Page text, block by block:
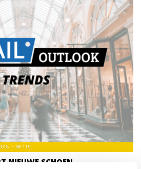
NIEUWE SCHOEN
115